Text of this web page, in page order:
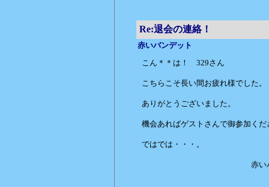
Re:退会の連絡！
赤いバンデット
こん＊＊は！ 329さん
こちらこそ長い間お疲れ様でした。
ありがとうございました。
機会あればゲストさんで御参加くだ
ではでは・・・。
赤いバンデ